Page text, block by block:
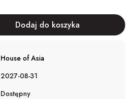
House of Asia
2027-08-31
Dostępny